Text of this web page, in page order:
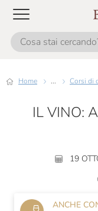
Home ... Corsi
IL VINO:
19
ANCHE